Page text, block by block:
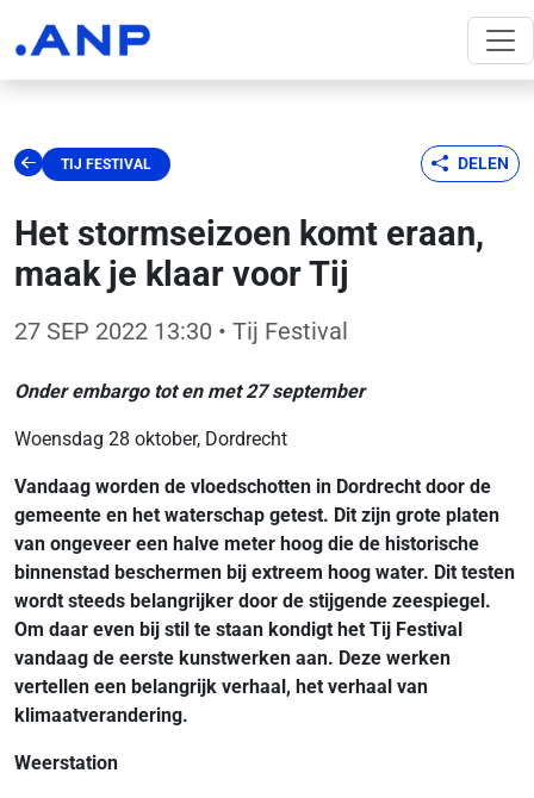
TIJ FESTIVAL DELEN
Het stormseizoen komt eraan,
maak je klaar voor Tij
27 SEP 2022 13:30 • Tij Festival
Onder embargo tot en met 27 september
Woensdag 28 oktober, Dordrecht
Vandaag worden de vloedschotten in Dordrecht door de
gemeente en het waterschap getest. Dit zijn grote platen
van ongeveer een halve meter hoog die de historische
binnenstad beschermen bij extreem hoog water. Dit testen
wordt steeds belangrijker door de stijgende zeespiegel.
Om daar even bij stil te staan kondigt het Tij Festival
vandaag de eerste kunstwerken aan. Deze werken
vertellen een belangrijk verhaal, het verhaal van
klimaatverandering.
Weerstation